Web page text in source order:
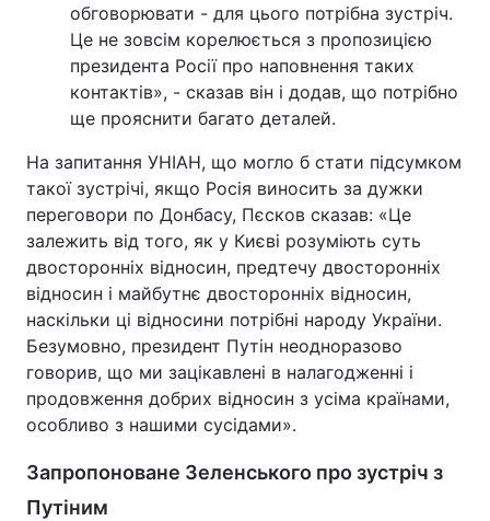
обговорювати - для цього потрібна зустріч.
Це не зовсім корелюється з пропозицією
президента Росії про наповнення таких
контактів», - сказав він і додав, що потрібно
ще прояснити багато деталей.
На запитання УНІАН, що могло б стати підсумком
такої зустрічі, якщо Росія виносить за дужки
переговори по Донбасу, Пєсков сказав: «Це
залежить від того, як у Києві розуміють суть
двосторонніх відносин, предтечу двосторонніх
відносин і майбутнє двосторонніх відносин,
наскільки ці відносини потрібні народу України.
Безумовно, президент Путін неодноразово
говорив, що ми зацікавлені в налагодженні і
продовження добрих відносин з усіма країнами,
особливо з нашими сусідами».
Запропоноване Зеленського про зустріч з
Путіним